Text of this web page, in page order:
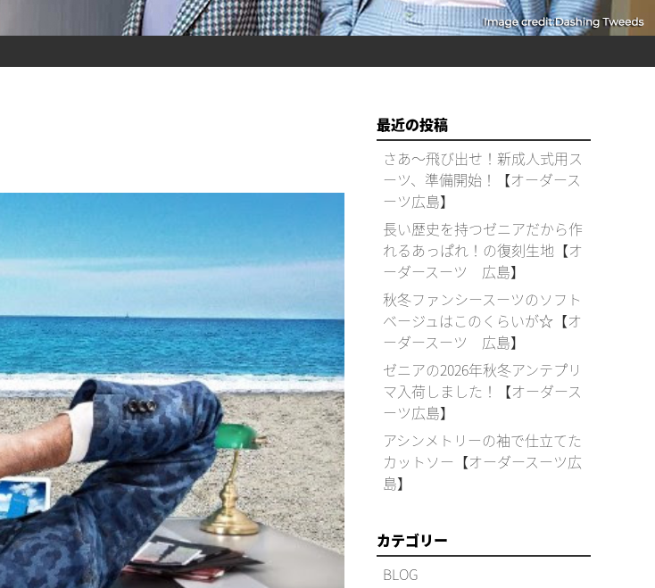
最近の投稿
さあ～飛び出せ！新成人式用ス
ーツ、準備開始！【オーダース
ーツ広島】
長い歴史を持つゼニアだから作
れるあっぱれ！の復刻生地【オ
ーダースーツ 広島】
秋冬ファンシースーツのソフト
ベージュはこのくらいが☆【オ
ーダースーツ 広島】
ゼニアの2026年秋冬アンテプリ
マ入荷しました！【オーダース
ーツ広島】
アシンメトリーの袖で仕立てた
カットソー【オーダースーツ広
島】
カテゴリー
BLOG